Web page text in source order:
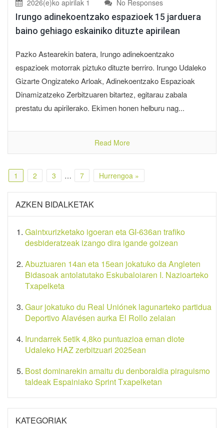
2026(e)ko apirilak 1 No Responses
Irungo adinekoentzako espazioek 15 jarduera
baino gehiago eskainiko dituzte apirilean
Pazko Astearekin batera, Irungo adinekoentzako
espazioek motorrak piztuko dituzte berriro. Irungo Udaleko
Gizarte Ongizateko Arloak, Adinekoentzako Espazioak
Dinamizatzeko Zerbitzuaren bitartez, egitarau zabala
prestatu du apirilerako. Ekimen honen helburu nag...
Read More
1 2 3 … 7 Hurrengoa »
AZKEN BIDALKETAK
Gaintxurizketako igoeran eta GI-636an trafiko
desbideratzeak izango dira igande goizean
Abuztuaren 14an eta 15ean jokatuko da Angleten
Bidasoak antolatutako Eskubaloiaren I. Nazioarteko
Txapelketa
Gaur jokatuko du Real Uniónek lagunarteko partidua
Deportivo Alavésen aurka El Rollo zelaian
Irundarrek 5etik 4,8ko puntuazioa eman diote
Udaleko HAZ zerbitzuari 2025ean
Bost dominarekin amaitu du denboraldia piraguismo
taldeak Espainiako Sprint Txapelketan
KATEGORIAK